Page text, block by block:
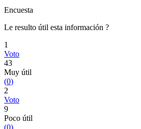
Encuesta
Le resulto útil esta información ?
1
Voto
43
Muy útil
(0)
2
Voto
9
Poco útil